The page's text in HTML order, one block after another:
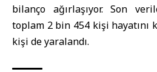
bilanço ağırlaşıyor. Son
toplam 2 bin 454 kişi hayatını
kişi de yaralandı.